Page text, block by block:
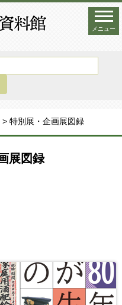
メニュー
> 特別展・企画展図録
展図録